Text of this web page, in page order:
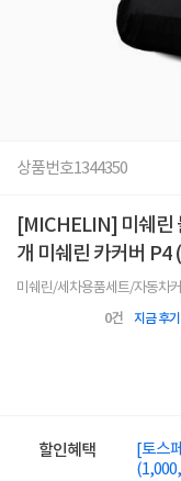
상품번호1344350
[MICHELIN] 미쉐린
개 미쉐린 카커버 P4
미쉐린/세차용품세트/자동차
0건 지금 후
할인혜택
[토스